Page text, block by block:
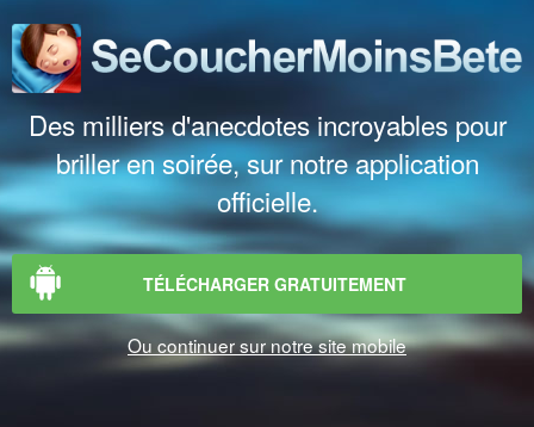
Des milliers d'anecdotes incroyables pour
briller en soirée, sur notre application
officielle.
TÉLÉCHARGER GRATUITEMENT
Ou continuer sur notre site mobile